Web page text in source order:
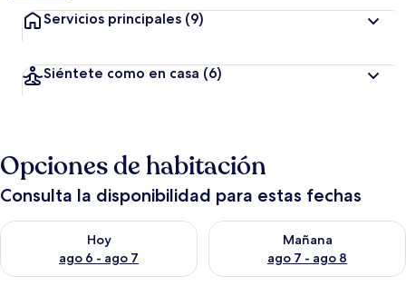
Servicios principales (9)
Siéntete como en casa (6)
Opciones de habitación
Consulta la disponibilidad para estas fechas
Hoy
ago 6 - ago 7
Consulta la disponibilidad para hoy ago 6 - ago 7
Mañana
ago 7 - ago 8
Consulta la disponibilidad